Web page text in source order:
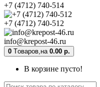
+7 (4712) 740-514
+7 (4712) 740-512
info@krepost-46.ru
0 Tоваров, на 0.00 р.
В корзине пусто!